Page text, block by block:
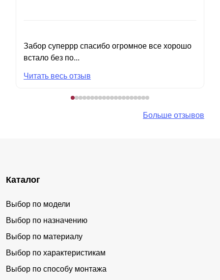
Забор суперрр спасибо огромное все хорошо
встало без по...
Читать весь отзыв
Больше отзывов
Каталог
Выбор по модели
Выбор по назначению
Выбор по материалу
Выбор по характеристикам
Выбор по способу монтажа